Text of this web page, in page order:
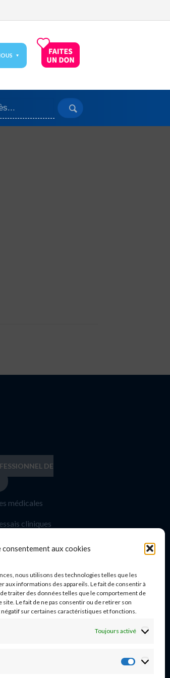
consentement aux cookies
nous utilisons des technologies telles que les
aux informations des appareils. Le fait de consentir à
traiter des données telles que le comportement de
site. Le fait de ne pas consentir ou de retirer son
sur certaines caractéristiques et fonctions.
Toujours activé
DE
médicales
cliniques
paramédicales